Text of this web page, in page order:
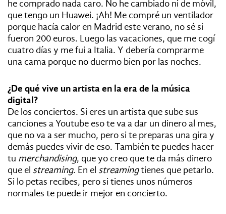
he comprado nada caro. No he cambiado ni de móvil,
que tengo un Huawei. ¡Ah! Me compré un ventilador
porque hacía calor en Madrid este verano, no sé si
fueron 200 euros. Luego las vacaciones, que me cogí
cuatro días y me fui a Italia. Y debería comprarme
una cama porque no duermo bien por las noches.
¿De qué vive un artista en la era de la música
digital?
De los conciertos. Si eres un artista que sube sus
canciones a Youtube eso te va a dar un dinero al mes,
que no va a ser mucho, pero si te preparas una gira y
demás puedes vivir de eso. También te puedes hacer
tu merchandising, que yo creo que te da más dinero
que el streaming. En el streamingtienes que petarlo.
Si lo petas recibes, pero si tienes unos números
normales te puede ir mejor en concierto.